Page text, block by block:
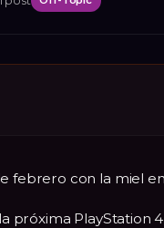
febrero con la miel
próxima PlayStation